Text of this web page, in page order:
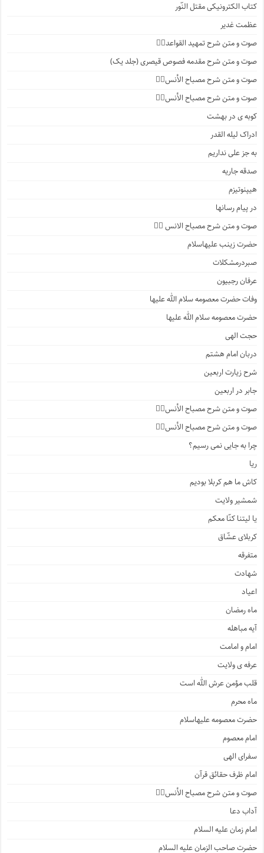
کتاب الکترونیکی مقتل النّور
عظمت غدیر
صوت و متن شرح تمهید القواعد۱️⃣
صوت و متن شرح مقدمه فصوص قیصری (جلد یک)
صوت و متن شرح مصباح الأنس۷️⃣
صوت و متن شرح مصباح الأنس۶️⃣
کوبه ی در بهشت
ادراک لیله القدر
به جز علی نداریم
صدقه جاریه
هیپنوتیزم
در پیام رسانها
صوت و متن شرح مصباح الانس ۵️⃣
حضرت زینب علیهاسلام
صبردرمشکلات
عرفان رجبیون
وفات حضرت معصومه سلام الله علیها
حضرت معصومه سلام الله علیها
حجت الهی
دربان امام هشتم
شرح زیارت اربعین
جابر در اربعین
صوت و متن شرح مصباح الأنس۴️⃣
صوت و متن شرح مصباح الأنس۳️⃣
چرا به جایی نمی رسیم؟
ریا
کاش ما هم کربلا بودیم
شمشیر ولایت
یا لیتنا کنّا معکم
کربلای عشّاق
متفرقه
شهادت
اعیاد
ماه رمضان
آیه مباهله
امام و امامت
عرفه ی ولایت
قلب مؤمن عرش الله است
ماه محرم
حضرت معصومه علیهاسلام
امام معصوم
سفرای الهی
امام ظرف حقائق قرآن
صوت و متن شرح مصباح الأنس۲️⃣
آداب دعا
امام زمان علیه السلام
حضرت صاحب الزمان علیه السلام